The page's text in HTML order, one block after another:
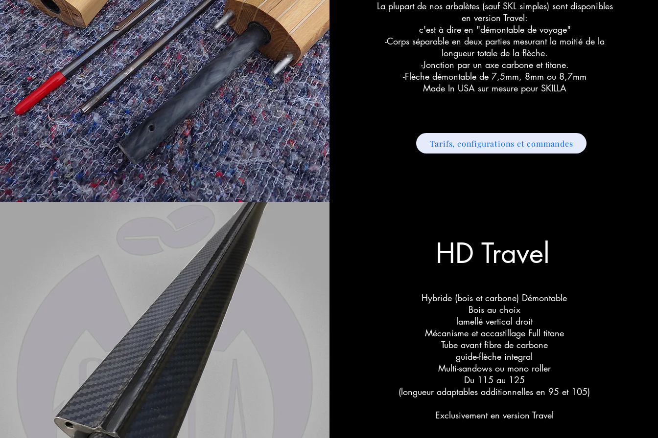
La plupart de nos arbalètes (sauf SKL simples) sont disponibles
en version Travel:
c'est à dire en "démontable de voyage"
​-Corps séparable en deux parties mesurant la moitié de la
longueur totale de la flèche.
-Jonction par un axe carbone et titane.
-Flèche démontable de 7,5mm, 8mm ou 8,7mm
Made In USA sur mesure pour SKILLA
Tarifs, configurations et commandes
HD Travel
Hybride (bois et carbone) Démontable
Bois au choix
lamellé vertical droit
Mécanisme et accastillage Full titane
Tube avant fibre de carbone
guide-flèche integral
Multi-sandows ou mono roller
Du 115 au 125
(longueur adaptables additionnelles en 95 et 105)
Exclusivement en version Travel